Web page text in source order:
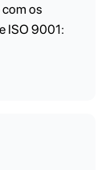
com os
ISO 9001: